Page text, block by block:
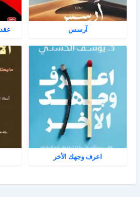
آرسس
اعرف وجهك الأخر